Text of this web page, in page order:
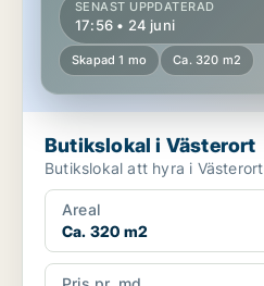
SENAST UPPDATERAD
17:56 • 24 juni
Skapad 1 mo Ca. 320 m2
Butikslokal i Västerort
Butikslokal att hyra i Västerort
Areal
Ca. 320 m2